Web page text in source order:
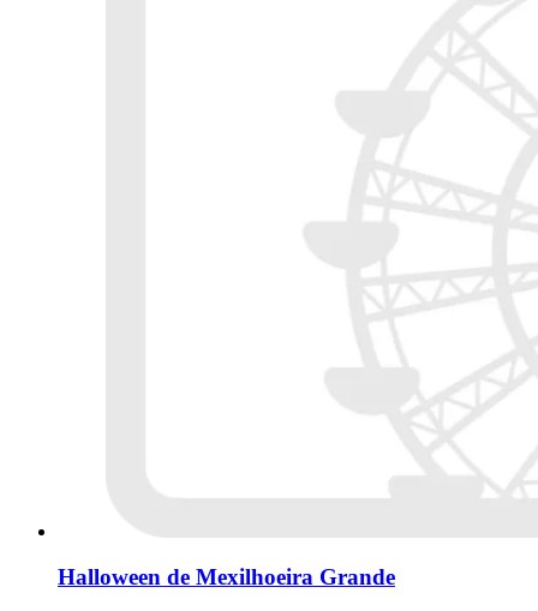
Halloween de Mexilhoeira Grande